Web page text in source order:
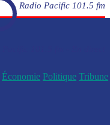
Radio Pacific 101.5 fm
Économie Politique Tribune